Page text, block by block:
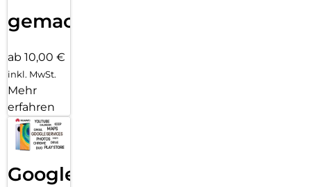
gemacht!
ab 10,00 €
inkl. MwSt.
Mehr
erfahren
Google